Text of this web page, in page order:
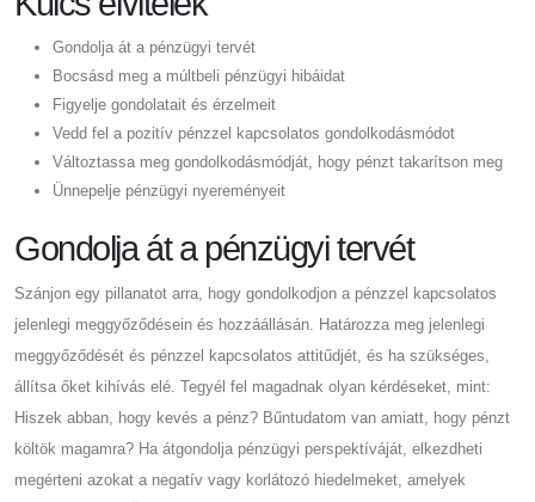
Gondolja át a pénzügyi tervét
Bocsásd meg a múltbeli pénzügyi hibáidat
Figyelje gondolatait és érzelmeit
Vedd fel a pozitív pénzzel kapcsolatos gondolkodásmódot
Változtassa meg gondolkodásmódját, hogy pénzt takarítson meg
Ünnepelje pénzügyi nyereményeit
Gondolja át a pénzügyi tervét
Szánjon egy pillanatot arra, hogy gondolkodjon a pénzzel kapcsolatos
jelenlegi meggyőződésein és hozzáállásán. Határozza meg jelenlegi
meggyőződését és pénzzel kapcsolatos attitűdjét, és ha szükséges,
állítsa őket kihívás elé. Tegyél fel magadnak olyan kérdéseket, mint:
Hiszek abban, hogy kevés a pénz? Bűntudatom van amiatt, hogy pénzt
költök magamra? Ha átgondolja pénzügyi perspektíváját, elkezdheti
megérteni azokat a negatív vagy korlátozó hiedelmeket, amelyek